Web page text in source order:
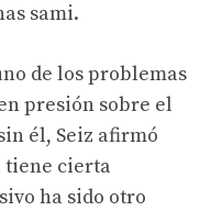
sami.
de los problemas
presión sobre el
él, Seiz afirmó
tiene cierta
ha sido otro